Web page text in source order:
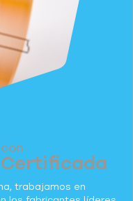
trabajamos en